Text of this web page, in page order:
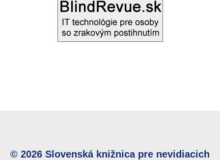
© 2026 Slovenská knižnica pre nevidiacich